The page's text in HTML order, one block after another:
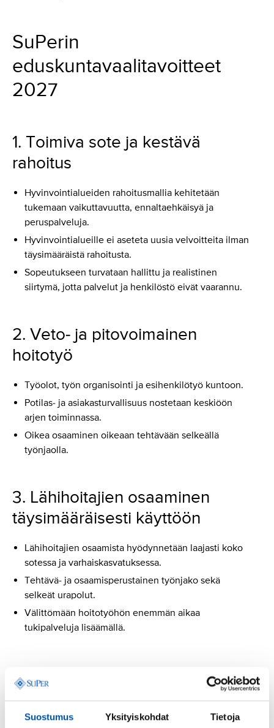
Suostumus Yksityiskohdat Tietoja
SuPerin
eduskuntavaalitavoitteet
2027
1. Toimiva sote ja kestävä
rahoitus
Hyvinvointialueiden rahoitusmallia kehitetään
tukemaan vaikuttavuutta, ennaltaehkäisyä ja
peruspalveluja.
Hyvinvointialueille ei aseteta uusia velvoitteita ilman
täysimääräistä rahoitusta.
Sopeutukseen turvataan hallittu ja realistinen
siirtymä, jotta palvelut ja henkilöstö eivät vaarannu.
2. Veto- ja pitovoimainen
hoitotyö
Työolot, työn organisointi ja esihenkilötyö kuntoon.
Potilas- ja asiakasturvallisuus nostetaan keskiöön
arjen toiminnassa.
Oikea osaaminen oikeaan tehtävään selkeällä
työnjaolla.
3. Lähihoitajien osaaminen
täysimääräisesti käyttöön
Lähihoitajien osaamista hyödynnetään laajasti koko
sotessa ja varhaiskasvatuksessa.
Tehtävä- ja osaamisperustainen työnjako sekä
selkeät urapolut.
Välittömään hoitotyöhön enemmän aikaa
tukipalveluja lisäämällä.
4. Ikääntyneiden hoiva
kestävälle pohjalle